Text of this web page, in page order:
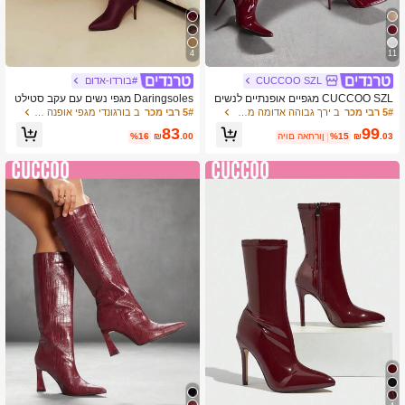
11
CUCCOO SZL
CUCCOO SZL מגפיים אופנתיים לנשים
עם עקב סטילטו, גב פתוח, קלאסיים ורב
ם
5# רבי מכר ב ירך גבוהה אדומה מגפי נשים
₪99.03
%15 היום האחרון
4
#בורדו-אדום
Daringsoles מגפי נשים עם עקב סטילט
ו מחודד, סקסיים, מעל הברך, מגפיים למ
ף
5# רבי מכר ב בורגונדי מגפי אופנה לנשים
₪83.00
%16